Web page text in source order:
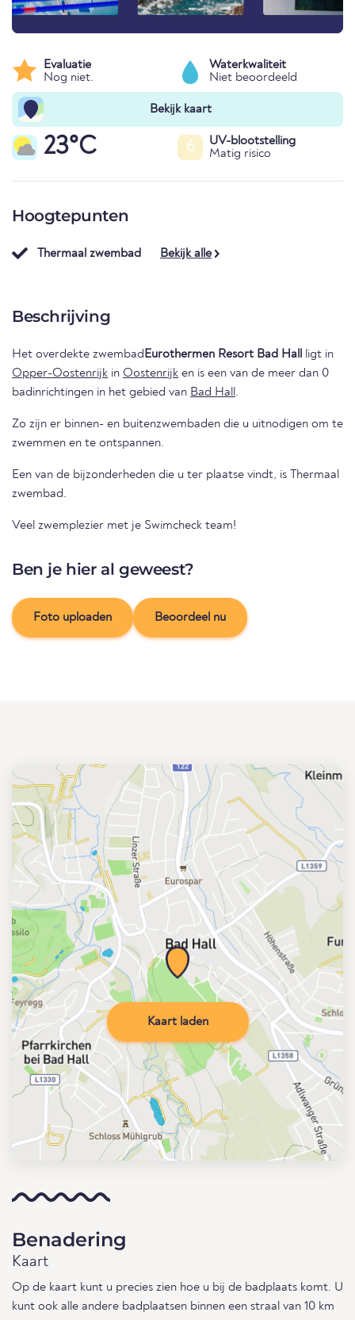
Evaluatie
Nog niet.
Waterkwaliteit
Niet beoordeeld
Bekijk kaart
23°C 6
UV-blootstelling
Matig risico
Hoogtepunten
Thermaal zwembad Bekijk alle
Beschrijving
Het overdekte zwembadEurothermen Resort Bad Hall ligt in
Opper-Oostenrijk in Oostenrijk en is een van de meer dan 0
badinrichtingen in het gebied van Bad Hall.
Zo zijn er binnen- en buitenzwembaden die u uitnodigen om te
zwemmen en te ontspannen.
Een van de bijzonderheden die u ter plaatse vindt, is Thermaal
zwembad.
Veel zwemplezier met je Swimcheck team!
Ben je hier al geweest?
Foto uploaden Beoordeel nu
Kaart laden
Benadering
Kaart
Op de kaart kunt u precies zien hoe u bij de badplaats komt. U
kunt ook alle andere badplaatsen binnen een straal van 10 km